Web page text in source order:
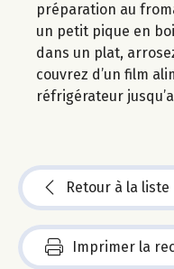
préparation au
un petit pique en
dans un plat,
couvrez d’un film
réfrigérateur
Retour à la liste
Imprimer la